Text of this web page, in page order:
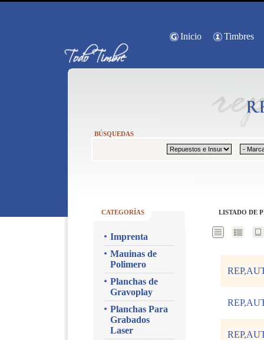
Inicio Timbres
BÚSQUEDAS
CATEGORÍAS
Imprenta
Mauinas de
Polimero
Planchas de
Gravoplay
Planchas Para
Grabados
Laser
LISTADO DE